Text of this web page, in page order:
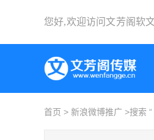
您好,欢迎访问 文芳阁软
首页 > 新浪微博推广 >搜索 “